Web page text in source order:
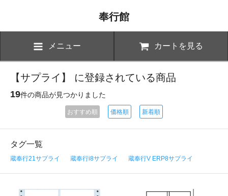
奉行館
メニュー カートを見る
【サプライ】 に登録されている商品
19件の商品が見つかりました
おすすめ順 価格順 新着順
タグ一覧
蔵奉行21サプライ 蔵奉行i8サプライ 蔵奉行V ERP8サプライ